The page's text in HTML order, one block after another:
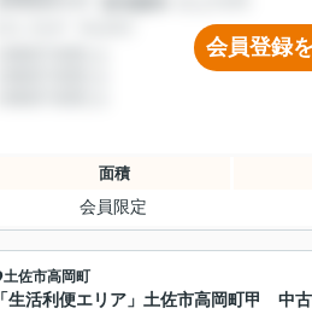
会員登録
面積
会員限定
土佐市高岡町
「生活利便エリア」土佐市高岡町甲 中